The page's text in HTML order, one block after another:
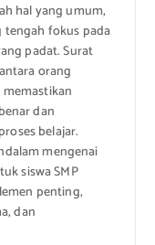
hal yang umum,
tengah fokus pada
padat. Surat
orang
dan
belajar.
mengenai
siswa SMP
penting,
dan